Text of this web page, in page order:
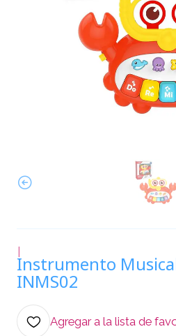
|
Instrumento
INMS02
Agregar a la lista de